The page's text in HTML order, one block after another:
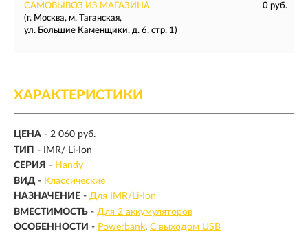
САМОВЫВОЗ ИЗ МАГАЗИНА
0 руб.
(г. Москва, м. Таганская,
ул. Большие Каменщики, д. 6, стр. 1)
ХАРАКТЕРИСТИКИ
ЦЕНА - 2 060 руб.
ТИП -
IMR/ Li-Ion
СЕРИЯ - Handy
ВИД - Классические
НАЗНАЧЕНИЕ - Для IMR/Li-Ion
ВМЕСТИМОСТЬ - Для 2 аккумуляторов
ОСОБЕННОСТИ - Powerbank С выходом USB